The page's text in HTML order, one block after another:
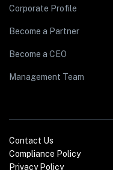
Corporate Profile
Become a Partner
Become a CEO
Management Team
Contact Us
Compliance Policy
Privacy Policy